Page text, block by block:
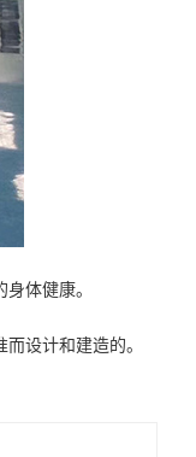
体健康。
设计和建造的。